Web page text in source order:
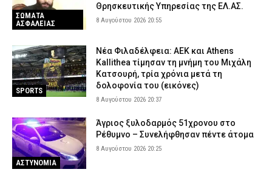
ΣΩΜΑΤΑ
ΑΣΦΑΛΕΙΑΣ
Θρησκευτικής Υπηρεσίας της ΕΛ.ΑΣ.
8 Αυγούστου 2026 20:55
SPORTS
Νέα Φιλαδέλφεια: ΑΕΚ και Athens
Kallithea τίμησαν τη μνήμη του Μιχάλη
Κατσουρή, τρία χρόνια μετά τη
δολοφονία του (εικόνες)
8 Αυγούστου 2026 20:37
ΑΣΤΥΝΟΜΙΑ
Άγριος ξυλοδαρμός 51χρονου στο
Ρέθυμνο – Συνελήφθησαν πέντε άτομα
8 Αυγούστου 2026 20:25